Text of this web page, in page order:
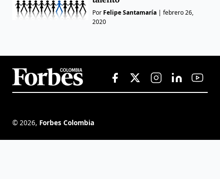
Por Felipe Santamaría |febrero 26,
2020
© 2026, Forbes Colombia